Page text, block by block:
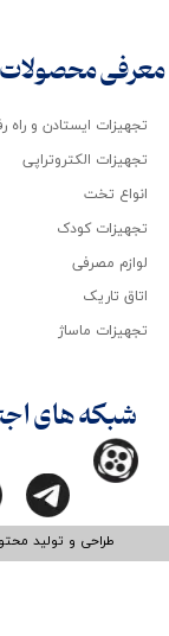
طراحی و تولید
تجهیزات ایستادن و راه
تجهیزات الکتروتراپی
انواع تخت
تجهیزات کودک
لوازم مصرفی
اتاق تاریک
تجهیزات ماساژ
معرفی محصولات
شبکه های